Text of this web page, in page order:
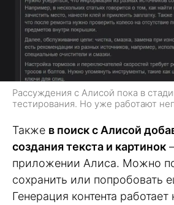
Рассуждения с Алисой пока в
тестирования. Но уже работают
Также в поиск с Алисой
создания текста и картинок
приложении Алиса. Можно
сохранить или попробовать
Генерация контента